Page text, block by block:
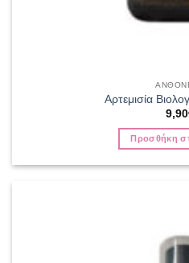
Αρτεμισία
9,90
Προσθήκη